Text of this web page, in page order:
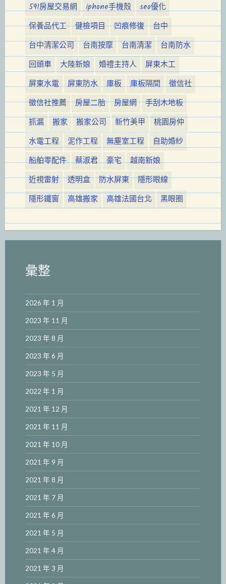
591房屋交易網 iphone手機殼
seo優化
保養品代工
健檢項目 凹痕修復
台中
台中清潔公司
台南按摩 台南清潔
台南防水
回頭車
大陸新娘 婚禮主持人
屏東木工
屏東水電
屏東防水 庫板 庫板隔間
徵信社
徵信社推薦
房屋二胎 房屋網
手刮木地板
抓漏
搬家 搬家公司 新竹美甲
桃園房仲
水電工程
泥作工程 無塵室工程
自助婚紗
船舶零配件
蔡淑君 豪宅
越南新娘
近視雷射
透明盒 防水屏東
隱形眼線
隱形鐵窗
高雄搬家 高雄法國台北 黑眼圈
彙整
2026 年 1 月
2023 年 11 月
2023 年 8 月
2023 年 6 月
2023 年 5 月
2022 年 1 月
2021 年 12 月
2021 年 11 月
2021 年 10 月
2021 年 9 月
2021 年 8 月
2021 年 7 月
2021 年 6 月
2021 年 5 月
2021 年 4 月
2021 年 3 月